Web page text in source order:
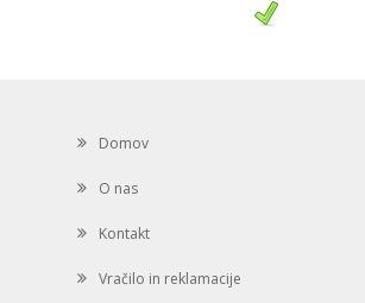
Domov
O nas
Kontakt
Vračilo in reklamacije